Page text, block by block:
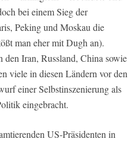
bei einem Sieg der
Peking und Moskau die
man eher mit Dugh an).
den Iran, Russland, China sowie
viele in diesen Ländern vor den
einer Selbstinszenierung als
eingebracht.
US-Präsidenten in